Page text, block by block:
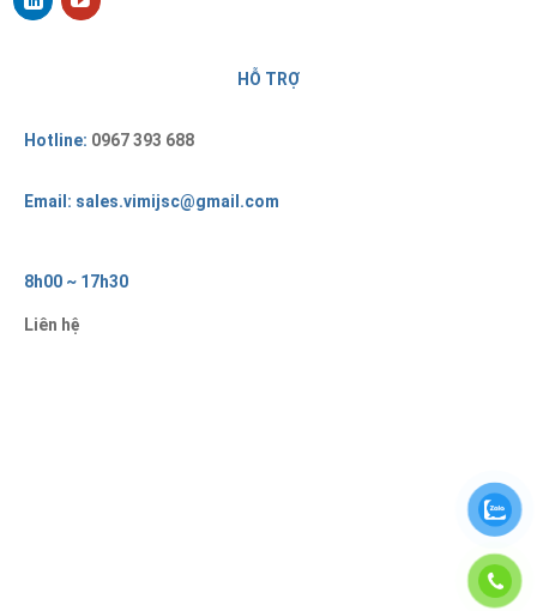
HỖ TRỢ
Hotline: 0967 393 688
Email: sales.vimijsc@gmail.com
8h00 ~ 17h30
Liên hệ